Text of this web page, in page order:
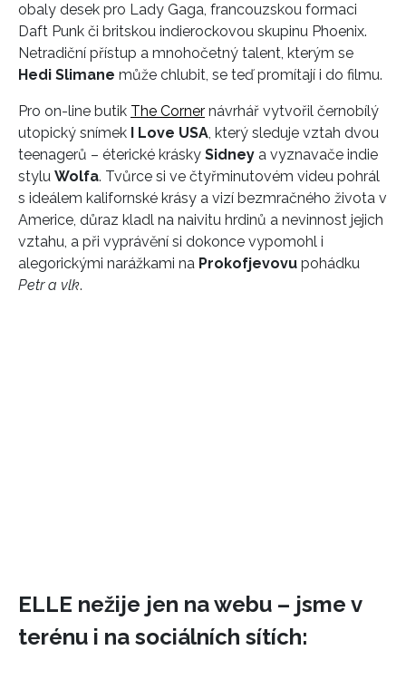
obaly desek pro Lady Gaga, francouzskou formaci
Daft Punk či britskou indierockovou skupinu Phoenix.
Netradiční přístup a mnohočetný talent, kterým se
Hedi Slimane může chlubit, se teď promítají i do filmu.
Pro on-line butik The Corner návrhář vytvořil černobílý
utopický snímek
I Love USA, který sleduje vztah dvou
teenagerů – éterické krásky Sidney a vyznavače indie
stylu Wolfa. Tvůrce si ve čtyřminutovém videu pohrál
s ideálem kalifornské krásy a vizí bezmračného života v
Americe, důraz kladl na naivitu hrdinů a nevinnost jejich
vztahu, a při vyprávění si dokonce vypomohl i
alegorickými narážkami na Prokofjevovu pohádku
Petr a vlk.
ELLE nežije jen na webu – jsme v
terénu i na sociálních sítích: